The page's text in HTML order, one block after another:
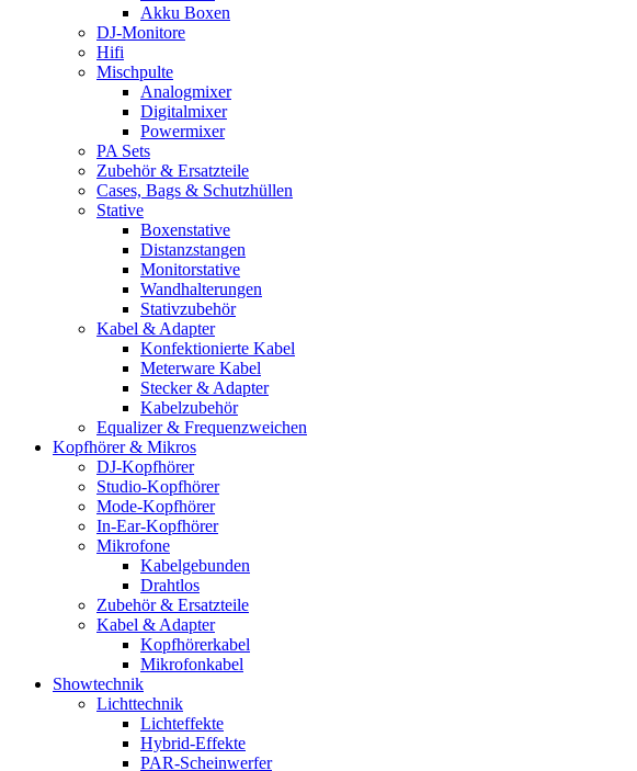
Akku Boxen
DJ-Monitore
Hifi
Mischpulte
Analogmixer
Digitalmixer
Powermixer
PA Sets
Zubehör & Ersatzteile
Cases, Bags & Schutzhüllen
Stative
Boxenstative
Distanzstangen
Monitorstative
Wandhalterungen
Stativzubehör
Kabel & Adapter
Konfektionierte Kabel
Meterware Kabel
Stecker & Adapter
Kabelzubehör
Equalizer & Frequenzweichen
Kopfhörer & Mikros
DJ-Kopfhörer
Studio-Kopfhörer
Mode-Kopfhörer
In-Ear-Kopfhörer
Mikrofone
Kabelgebunden
Drahtlos
Zubehör & Ersatzteile
Kabel & Adapter
Kopfhörerkabel
Mikrofonkabel
Showtechnik
Lichttechnik
Lichteffekte
Hybrid-Effekte
PAR-Scheinwerfer